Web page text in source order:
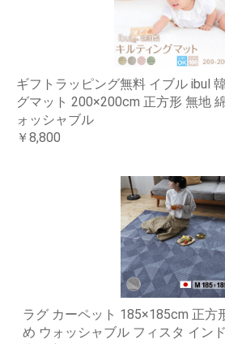
ギフトラッピング無料 イブル ibul
グマット 200×200cm 正方形 無地
ォッシャブル
￥8,800
ラグ カーペット 185×185cm 正方
め ウォッシャブル フィスタ イン